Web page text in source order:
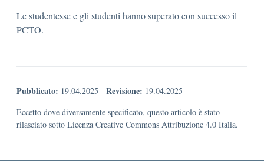
Le studentesse e gli studenti hanno superato con successo il
PCTO.
Pubblicato: 19.04.2025 - Revisione: 19.04.2025
Eccetto dove diversamente specificato, questo articolo è stato
rilasciato sotto Licenza Creative Commons Attribuzione 4.0 Italia.